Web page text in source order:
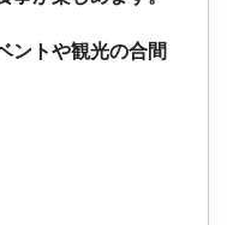
ントや観光の合間